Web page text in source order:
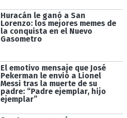
Huracán le ganó a San
Lorenzo: los mejores memes de
la conquista en el Nuevo
Gasometro
El emotivo mensaje que José
Pekerman le envió a Lionel
Messi tras la muerte de su
padre: “Padre ejemplar, hijo
ejemplar”